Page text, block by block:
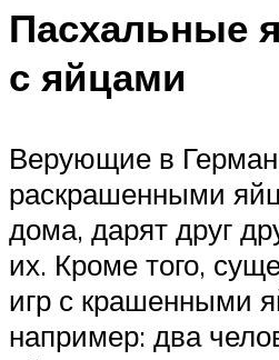
Пасхальные
с яйцами
Верующие в
раскрашенными
дома, дарят друг
их. Кроме того,
игр с крашенными
например: два